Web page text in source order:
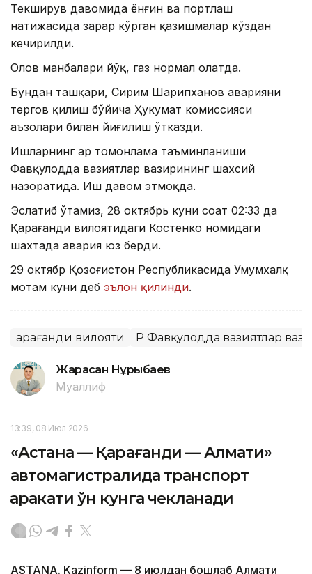
Текширув давомида ёнғин ва портлаш
натижасида зарар кўрган қазишмалар кўздан
кечирилди.
Олов манбалари йўқ, газ нормал ҳолатда.
Бундан ташқари, Сирим Шарипханов аварияни
тергов қилиш бўйича Ҳукумат комиссияси
аъзолари билан йиғилиш ўтказди.
Ишларнинг ҳар томонлама таъминланиши
Фавқулодда вазиятлар вазирининг шахсий
назоратида. Иш давом этмоқда.
Эслатиб ўтамиз, 28 октябрь куни соат 02:33 да
Қарағанди вилоятидаги Костенко номидаги
шахтада авария юз берди.
29 октябр Қозоғистон Республикасида Умумхалқ
мотам куни деб эълон қилинди.
Қарағанди вилояти ҚР Фавқулодда вазиятлар
Жарасқан Нұрыбаев
Муаллиф
13:39, 08 Июл 2026
«Астана — Қарағанди — Алмати»
автомагистралида транспорт
ҳаракати ўн кунга чекланади
ASTANA. Kazinform — 8 июлдан бошлаб Алмати